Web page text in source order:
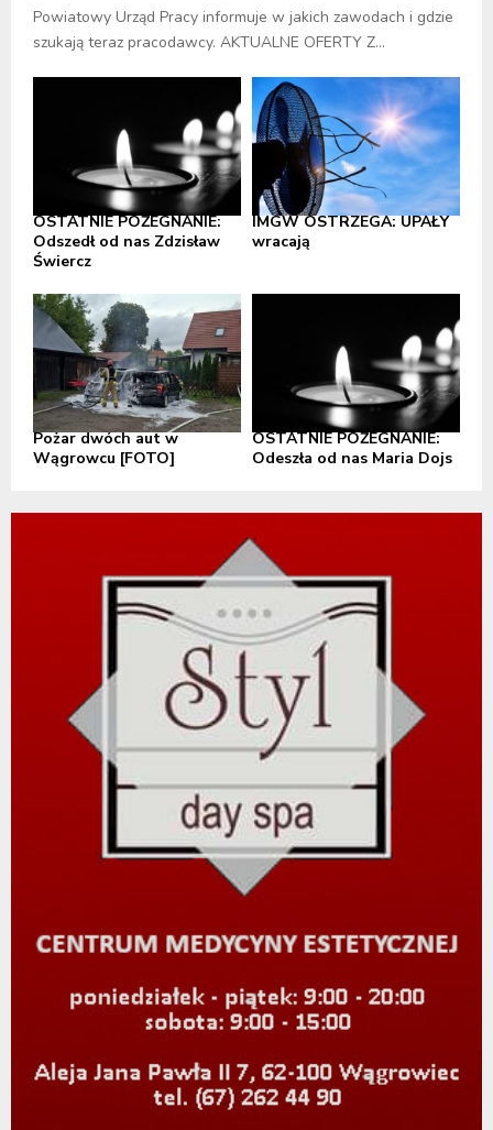
Powiatowy Urząd Pracy informuje w jakich zawodach i gdzie
szukają teraz pracodawcy. AKTUALNE OFERTY Z...
OSTATNIE POŻEGNANIE:
Odszedł od nas Zdzisław
Świercz
IMGW OSTRZEGA: UPAŁY
wracają
Pożar dwóch aut w
Wągrowcu [FOTO]
OSTATNIE POŻEGNANIE:
Odeszła od nas Maria Dojs